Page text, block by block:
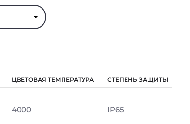
ЦВЕТОВАЯ ТЕМПЕРАТУРА СТЕПЕНЬ ЗАЩИТЫ
4000 IP65